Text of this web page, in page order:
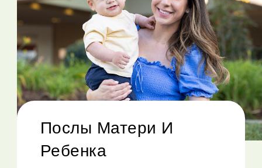
Послы Матери И
Ребенка